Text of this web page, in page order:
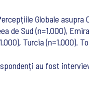
Globale asupra
de Sud (n=1.000),
Turcia (n=1.000).
au fost